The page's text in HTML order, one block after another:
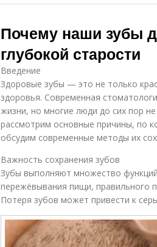
Почему наши зубы
глубокой старости
Введение
Здоровые зубы — это не только
здоровья. Современная
жизни, но многие люди до сих пор
рассмотрим основные причины, по
обсудим современные методы их
Важность сохранения зубов
Зубы выполняют множество
пережёвывания пищи, правильного
Потеря зубов может привести к